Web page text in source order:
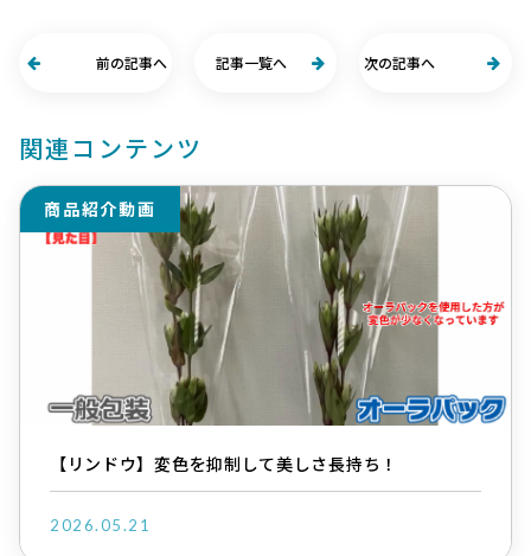
前の記事へ 記事一覧へ 次の記事へ
関連コンテンツ
商品紹介動画
【リンドウ】変色を抑制して美しさ長持ち！
2026.05.21